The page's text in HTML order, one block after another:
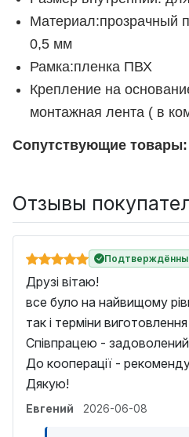
Материал:прозрачный
0,5 мм
Рамка:пленка ПВХ
Крепление на
монтажная лента ( в
Сопутствующие товары:
Отзывы
Друзі вітаю!
все було на найвищому
так і терміни
Співпрацею -
До кооперації -
Дякую!
Евгений 2026-06-08